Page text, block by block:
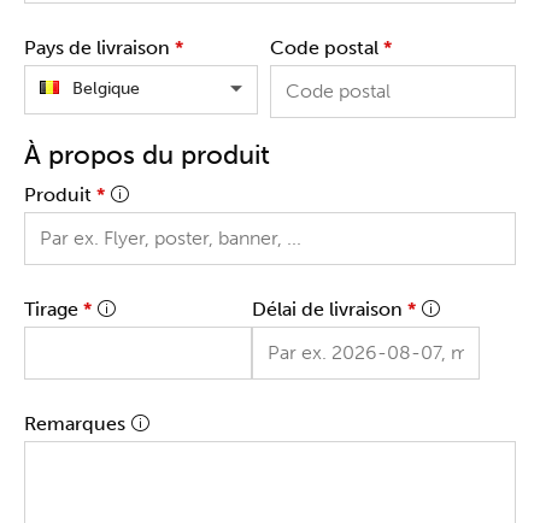
Pays de livraison *
Belgique
Code postal *
À propos du produit
Produit *
Tirage * Délai de livraison *
Remarques